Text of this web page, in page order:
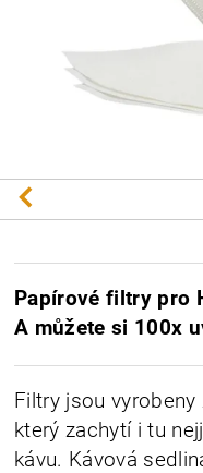
Papírové filtry pro
A můžete si 100x
Filtry jsou
který zachytí i tu
kávu. Kávová